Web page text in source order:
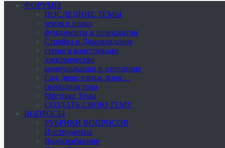
ФОРУМЫ
ПОСЛЕДНИЕ ТЕМЫ
земля и право
фундаменты и перекрытия
Стройка и Домовладение
стены и конструкции
электричество
коммуникации и отопление
Cад, двор, гараж, баня…
свободная тема
Местные Темы
СОЗДАТЬ СВОЮ ТЕМУ
ВОПРОСЫ
РУБРИКИ ВОПРОСОВ
Инструменты
Водоснабжение